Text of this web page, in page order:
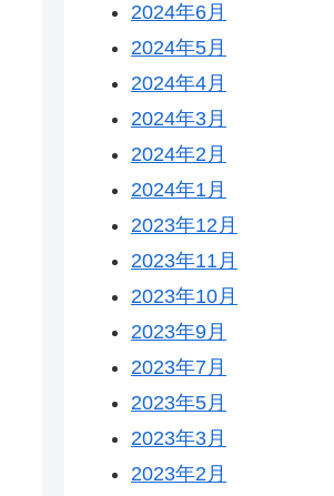
2024年6月
2024年5月
2024年4月
2024年3月
2024年2月
2024年1月
2023年12月
2023年11月
2023年10月
2023年9月
2023年7月
2023年5月
2023年3月
2023年2月